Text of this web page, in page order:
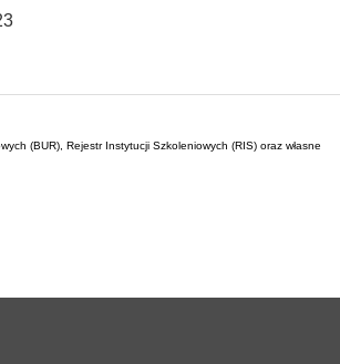
(BUR), Rejestr Instytucji Szkoleniowych (RIS) oraz własne